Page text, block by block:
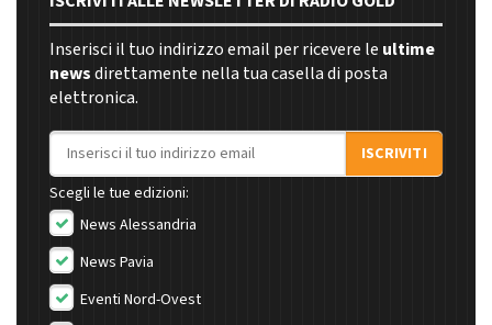
Inserisci il tuo indirizzo email per ricevere le ultime
newsdirettamente nella tua casella di posta
elettronica.
Indirizzo email
ISCRIVITI
Scegli le tue edizioni:
News Alessandria
News Pavia
Eventi Nord-Ovest